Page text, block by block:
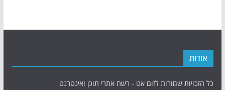
אודות
כל הזכויות שמורות לזום אט - רשת אתרי תוכן ואינטרנט